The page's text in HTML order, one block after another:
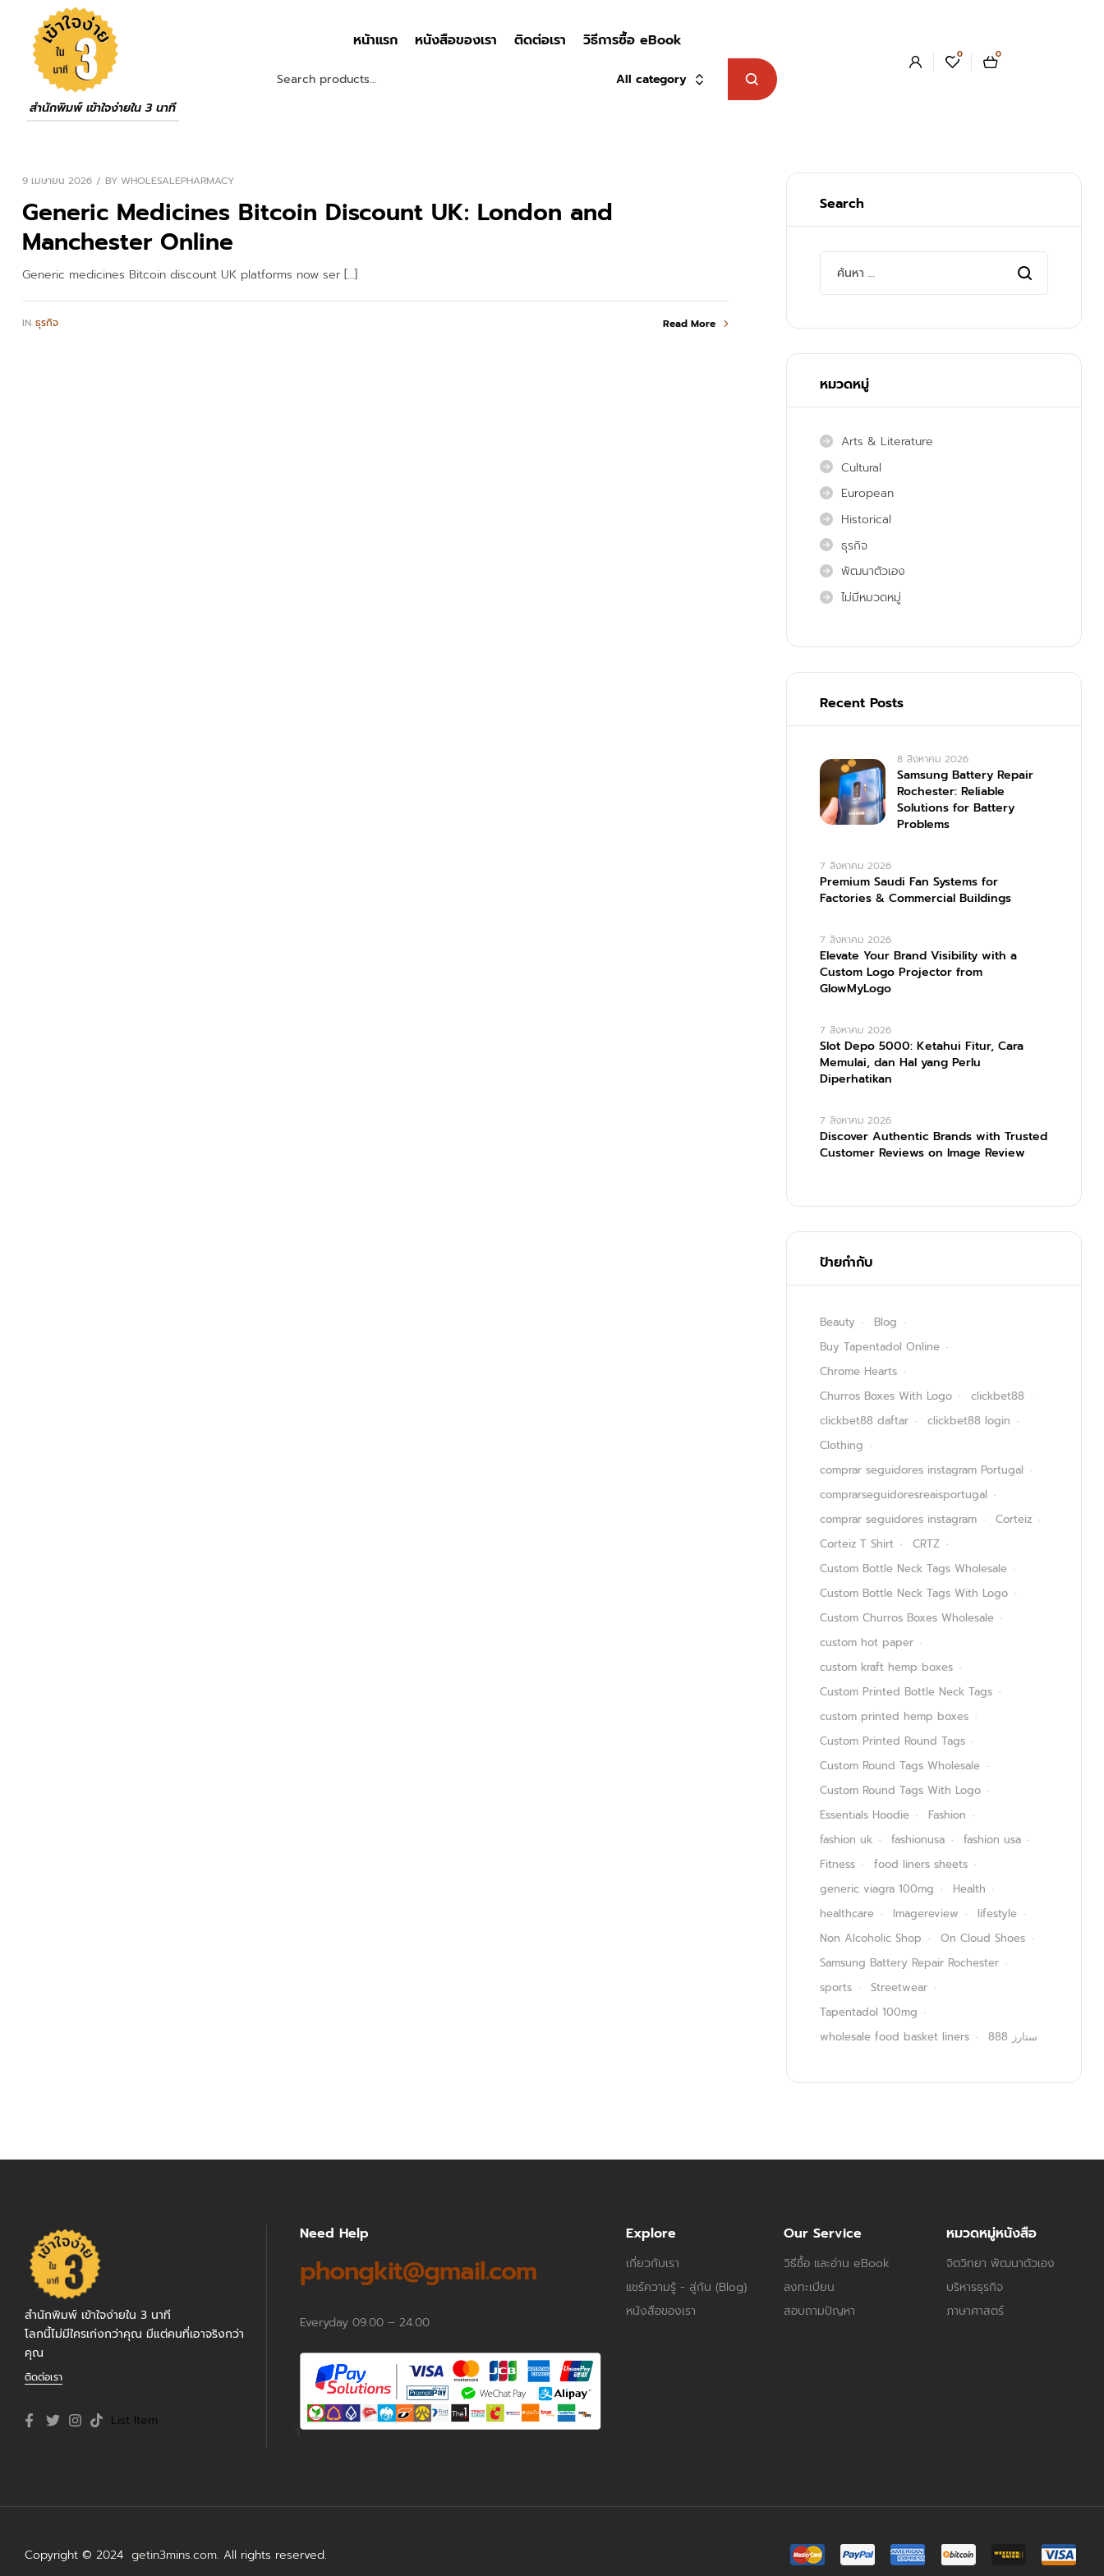
สำนักพิมพ์ เข้าใจง่ายใน 3 นาที
หน้าแรก หนังสือของเรา ติดต่อเรา วิธีการซื้อ eBook
All category
0 0
9 เมษายน 2026 BY WHOLESALEPHARMACY
Generic Medicines Bitcoin Discount UK: London and
Manchester Online
Generic medicines Bitcoin discount UK platforms now ser […]
IN ธุรกิจ Read More
Search
หมวดหมู่
Arts & Literature
Cultural
European
Historical
ธุรกิจ
พัฒนาตัวเอง
ไม่มีหมวดหมู่
Recent Posts
8 สิงหาคม 2026
Samsung Battery Repair
Rochester: Reliable
Solutions for Battery
Problems
7 สิงหาคม 2026
Premium Saudi Fan Systems for
Factories & Commercial Buildings
7 สิงหาคม 2026
Elevate Your Brand Visibility with a
Custom Logo Projector from
GlowMyLogo
7 สิงหาคม 2026
Slot Depo 5000: Ketahui Fitur, Cara
Memulai, dan Hal yang Perlu
Diperhatikan
7 สิงหาคม 2026
Discover Authentic Brands with Trusted
Customer Reviews on Image Review
ป้ายกำกับ
Beauty
Blog
Buy Tapentadol Online
Chrome Hearts
Churros Boxes With Logo
clickbet88
clickbet88 daftar
clickbet88 login
Clothing
comprar seguidores instagram Portugal
comprarseguidoresreaisportugal
comprar seguidores instagram
Corteiz
Corteiz T Shirt
CRTZ
Custom Bottle Neck Tags Wholesale
Custom Bottle Neck Tags With Logo
Custom Churros Boxes Wholesale
custom hot paper
custom kraft hemp boxes
Custom Printed Bottle Neck Tags
custom printed hemp boxes
Custom Printed Round Tags
Custom Round Tags Wholesale
Custom Round Tags With Logo
Essentials Hoodie
Fashion
fashion uk
fashionusa
fashion usa
Fitness
food liners sheets
generic viagra 100mg
Health
healthcare
Imagereview
lifestyle
Non Alcoholic Shop
On Cloud Shoes
Samsung Battery Repair Rochester
sports
Streetwear
Tapentadol 100mg
wholesale food basket liners
ستارز 888
สำนักพิมพ์ เข้าใจง่ายใน 3 นาที
โลกนี้ไม่มีใครเก่งกว่าคุณ มีแต่คนที่เอาจริงกว่า
คุณ
ติดต่อเรา
List Item
Need Help
phongkit@gmail.com
Everyday 09.00 – 24.00
Explore
เกี่ยวกับเรา
แชร์ความรู้ - สู่กัน (Blog)
หนังสือของเรา
Our Service
วิธีซื้อ และอ่าน eBook
ลงทะเบียน
สอบถามปัญหา
หมวดหมู่หนังสือ
จิตวิทยา พัฒนาตัวเอง
บริหารธุรกิจ
ภาษาศาสตร์
Copyright © 2024 getin3mins.com. All rights reserved.